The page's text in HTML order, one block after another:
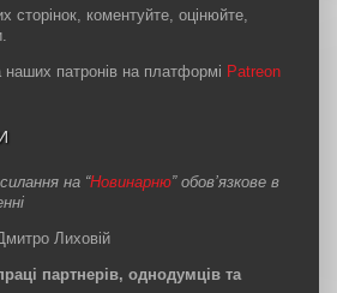
сторінок, коментуйте, оцінюйте,
патронів на платформі Patreon
на “Новинарню” обов’язкове в
Лиховій
партнерів, однодумців та